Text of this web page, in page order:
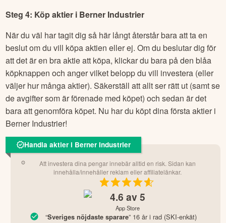
Steg 4: Köp aktier i Berner Industrier
När du väl har tagit dig så här långt återstår bara att ta en
beslut om du vill köpa aktien eller ej. Om du beslutar dig för
att det är en bra aktie att köpa, klickar du bara på den blåa
köpknappen och anger vilket belopp du vill investera (eller
väljer hur många aktier). Säkerställ att allt ser rätt ut (samt se
de avgifter som är förenade med köpet) och sedan är det
bara att genomföra köpet. Nu har du köpt dina första aktier i
Berner Industrier!
Handla aktier i Berner Industrier
Att investera dina pengar innebär alltid en risk. Sidan kan
innehålla/innehåller reklam eller affiliatelänkar.
4.6 av 5
App Store
“Sveriges nöjdaste sparare” 16 år i rad (SKI-enkät)